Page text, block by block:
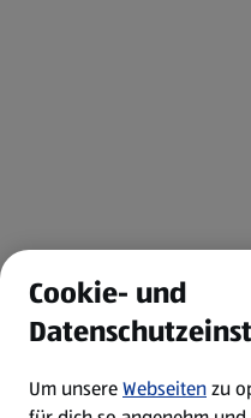
Cookie- und
Um unsereWebseitenzu